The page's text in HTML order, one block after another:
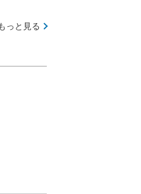
っと見る